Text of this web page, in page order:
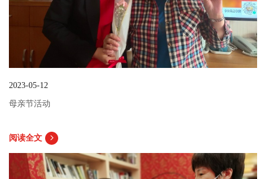
2023-05-12
母亲节活动
阅读全文